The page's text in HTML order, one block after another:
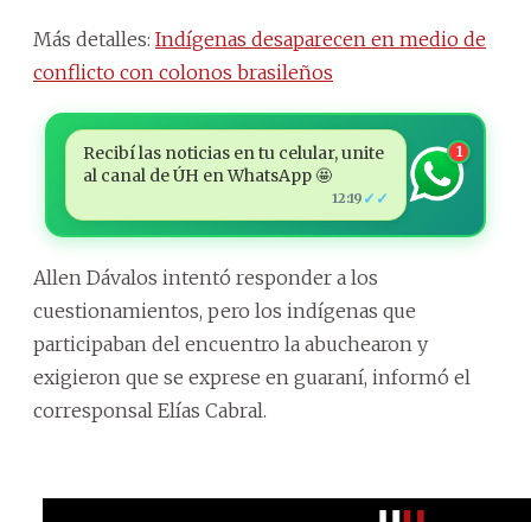
Más detalles: Indígenas desaparecen en medio de
conflicto con colonos brasileños
Recibí las noticias en tu celular, unite
al canal de ÚH en WhatsApp 🤩
12:19 ✓✓
1
Allen Dávalos intentó responder a los
cuestionamientos, pero los indígenas que
participaban del encuentro la abuchearon y
exigieron que se exprese en guaraní, informó el
corresponsal Elías Cabral.